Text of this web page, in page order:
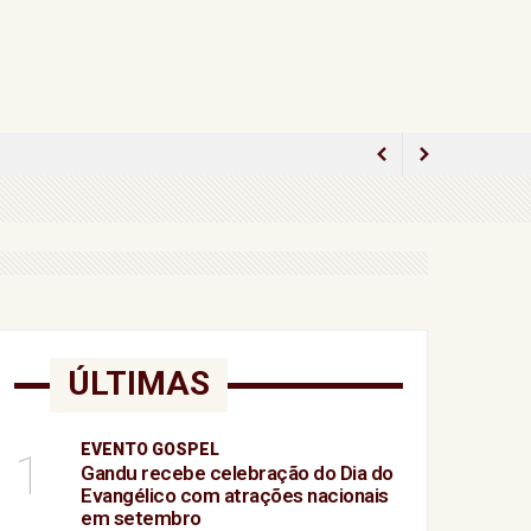
conseguir seu ingresso
ÚLTIMAS
1 EVENTO GOSPEL
Gandu recebe celebração do Dia do
Evangélico com atrações nacionais
em setembro